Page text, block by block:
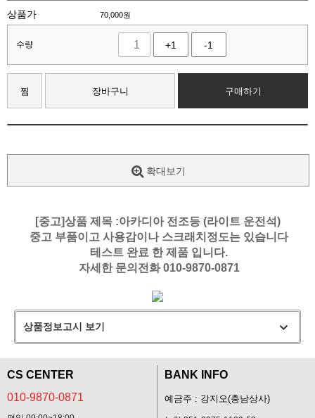
상품가 70,000원
수량 +1 -1
찜 장바구니 구매하기
확대보기
[중고]상품 제목 :아카디아 전조등 (라이트 운전석)
중고 부품이고 사용감이나 스크래치정도는 있습니다
테스트 완료 한 제품 입니다.
자세한 문의전화 010-9870-0871
상품정보고시 보기
CS CENTER
010-9870-0871
BANK INFO
예금주 : 강지오(충남상사)